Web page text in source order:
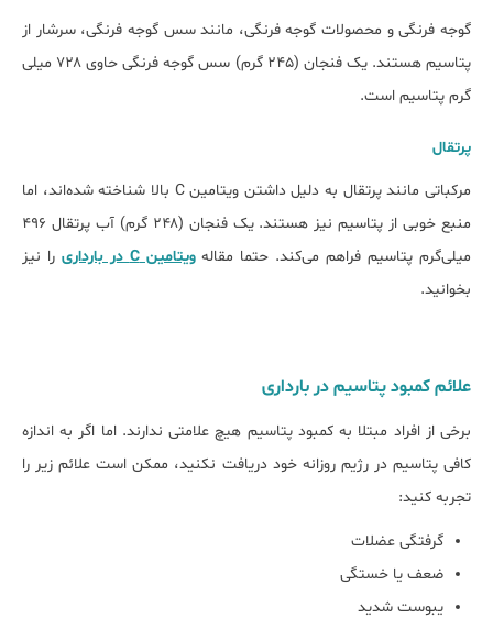
گوجه فرنگی و محصولات گوجه فرنگی، مانند سس گوجه فرنگی، سرشار از
پتاسیم هستند. یک فنجان (۲۴۵ گرم) سس گوجه فرنگی حاوی ۷۲۸ میلی
گرم پتاسیم است.
پرتقال
مرکباتی مانند پرتقال به دلیل داشتن ویتامین C بالا شناخته شده‌اند، اما
منبع خوبی از پتاسیم نیز هستند. یک فنجان (۲۴۸ گرم) آب پرتقال ۴۹۶
میلی‌گرم پتاسیم فراهم می‌کند. حتما مقالهویتامین C در بارداری
را نیز
بخوانید.
علائم کمبود پتاسیم در بارداری
برخی از افراد مبتلا به کمبود پتاسیم هیچ علامتی ندارند. اما اگر به اندازه
کافی پتاسیم در رژیم روزانه خود دریافت نکنید، ممکن است علائم زیر را
تجربه کنید:
گرفتگی عضلات
ضعف یا خستگی
یبوست شدید